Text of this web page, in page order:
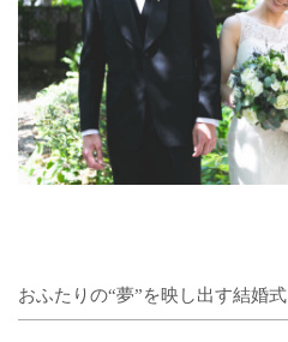
おふたりの“夢”を映し出す結婚式